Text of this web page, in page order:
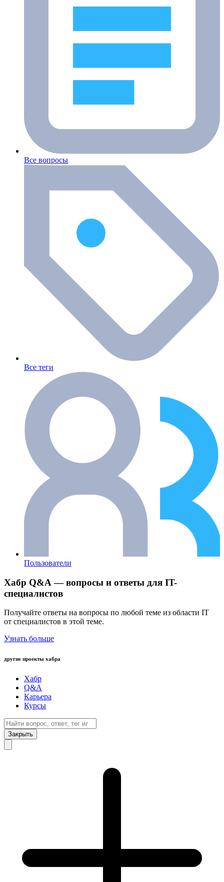
Все вопросы
Все теги
Пользователи
Хабр Q&A — вопросы и ответы для IT-
специалистов
Получайте ответы на вопросы по любой теме из области IT
от специалистов в этой теме.
Узнать больше
другие проекты хабра
Хабр
Q&A
Карьера
Курсы
Закрыть